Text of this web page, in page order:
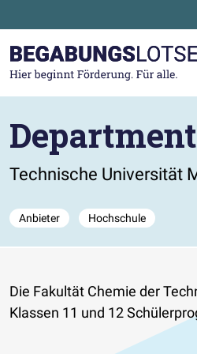
Zur Startseite gehen
Technische Universität
Anbieter Hochschule
Die Fakultät Chemie der
Klassen 11 und 12